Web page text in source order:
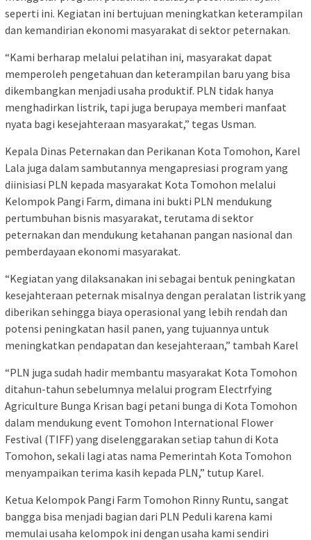
seperti ini. Kegiatan ini bertujuan meningkatkan keterampilan
dan kemandirian ekonomi masyarakat di sektor peternakan.
“Kami berharap melalui pelatihan ini, masyarakat dapat
memperoleh pengetahuan dan keterampilan baru yang bisa
dikembangkan menjadi usaha produktif. PLN tidak hanya
menghadirkan listrik, tapi juga berupaya memberi manfaat
nyata bagi kesejahteraan masyarakat,” tegas Usman.
Kepala Dinas Peternakan dan Perikanan Kota Tomohon, Karel
Lala juga dalam sambutannya mengapresiasi program yang
diinisiasi PLN kepada masyarakat Kota Tomohon melalui
Kelompok Pangi Farm, dimana ini bukti PLN mendukung
pertumbuhan bisnis masyarakat, terutama di sektor
peternakan dan mendukung ketahanan pangan nasional dan
pemberdayaan ekonomi masyarakat.
“Kegiatan yang dilaksanakan ini sebagai bentuk peningkatan
kesejahteraan peternak misalnya dengan peralatan listrik yang
diberikan sehingga biaya operasional yang lebih rendah dan
potensi peningkatan hasil panen, yang tujuannya untuk
meningkatkan pendapatan dan kesejahteraan,” tambah Karel
“PLN juga sudah hadir membantu masyarakat Kota Tomohon
ditahun-tahun sebelumnya melalui program Electrfying
Agriculture Bunga Krisan bagi petani bunga di Kota Tomohon
dalam mendukung event Tomohon International Flower
Festival (TIFF) yang diselenggarakan setiap tahun di Kota
Tomohon, sekali lagi atas nama Pemerintah Kota Tomohon
menyampaikan terima kasih kepada PLN,” tutup Karel.
Ketua Kelompok Pangi Farm Tomohon Rinny Runtu, sangat
bangga bisa menjadi bagian dari PLN Peduli karena kami
memulai usaha kelompok ini dengan usaha kami sendiri